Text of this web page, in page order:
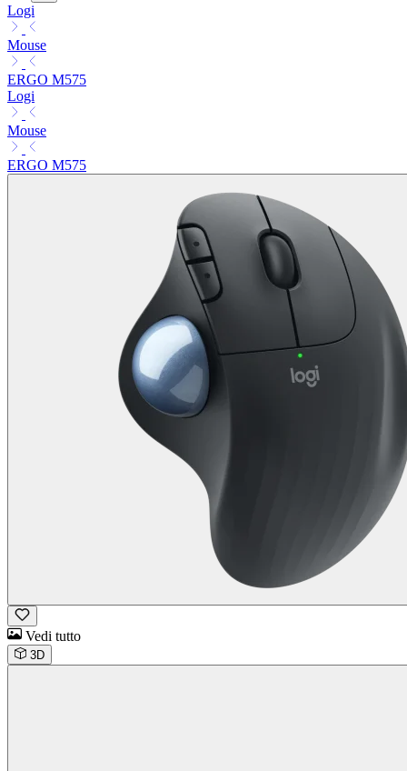
Logi
Mouse
ERGO M575
Logi
Mouse
ERGO M575
Vedi tutto
3D